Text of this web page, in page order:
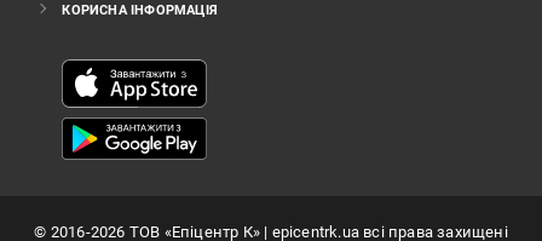
КОРИСНА ІНФОРМАЦІЯ
© 2016-2026 ТОВ «Епіцентр К»| epicentrk.ua всі права захищені